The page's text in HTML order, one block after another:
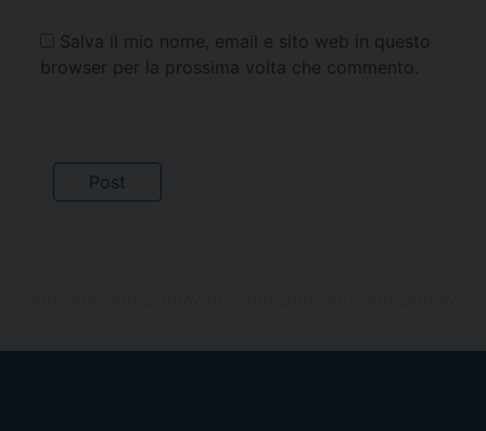
Salva il mio nome, email e sito web in questo
browser per la prossima volta che commento.